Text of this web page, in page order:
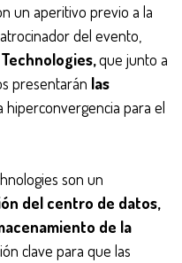
un aperitivo previo a la
del evento,
que junto a
presentarán las
hiperconvergencia para el
son un
del centro de datos,
de la
clave para que las